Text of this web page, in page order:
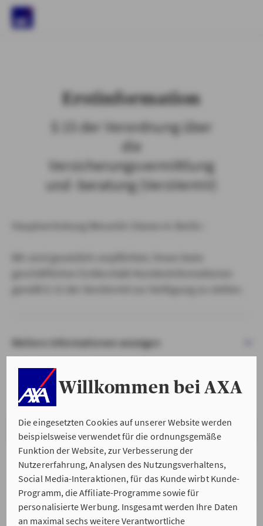
Willkommen bei AXA
Die eingesetzten Cookies auf unserer Website werden
beispielsweise verwendet für die ordnungsgemäße
Funktion der Website, zur Verbesserung der
Nutzererfahrung, Analysen des Nutzungsverhaltens,
Social Media-Interaktionen, für das Kunde wirbt Kunde-
Programm, die Affiliate-Programme sowie für
personalisierte Werbung. Insgesamt werden Ihre Daten
an maximal sechs weitere Verantwortliche
Erstinformation
§ 15 der Verordnung über
die
Versicherungsvermittlung
und -beratung (VersVermV)
Weitere Informationen anzeigen
VERSTANDEN & WEITER